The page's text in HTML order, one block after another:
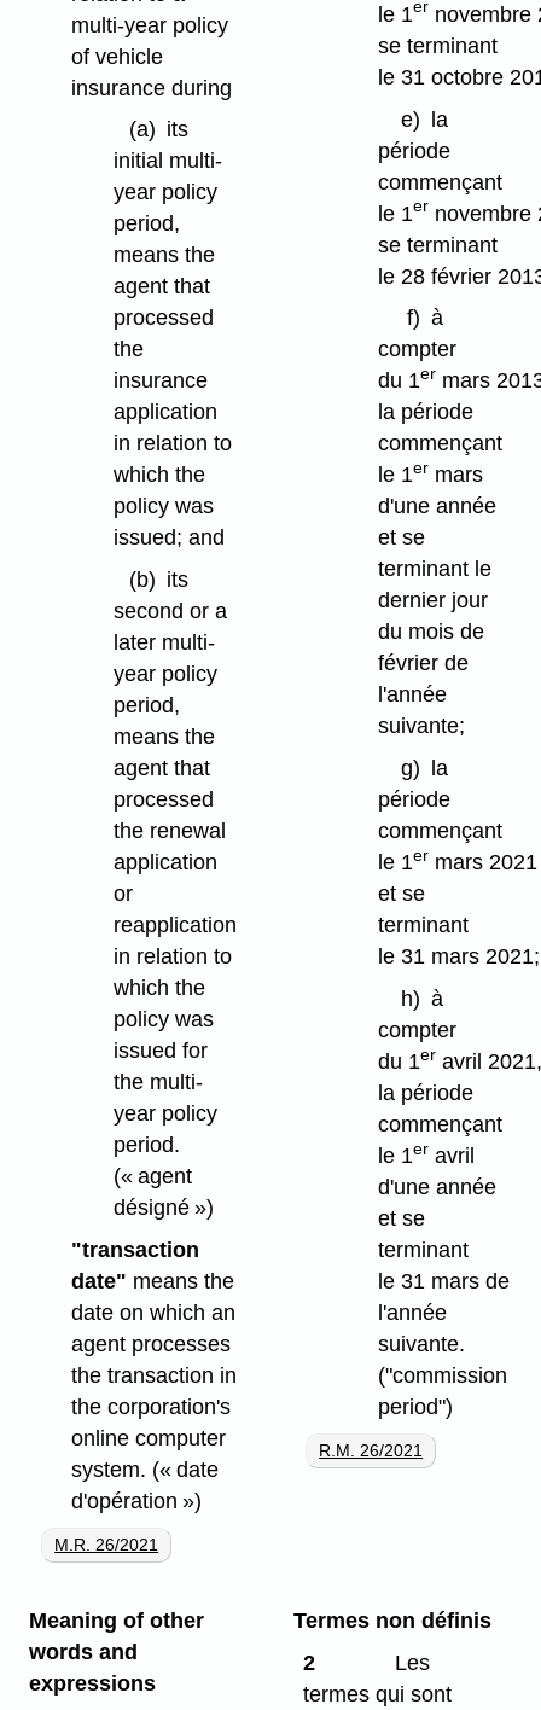
multi-year policy
of vehicle
insurance during
(a) its
initial multi-
year policy
period,
means the
agent that
processed
the
insurance
application
in relation to
which the
policy was
issued; and
(b) its
second or a
later multi-
year policy
period,
means the
agent that
processed
the renewal
application
or
reapplication
in relation to
which the
policy was
issued for
the multi-
year policy
period.
(« agent
désigné »)
"transaction
date" means the
date on which an
agent processes
the transaction in
the corporation's
online computer
system. (« date
d'opération »)
M.R. 26/2021
le 1er novembre
se terminant
le 31 octobre
e) la
période
commençant
le 1er novembre
se terminant
le 28 février
f) à
compter
du 1er mars
la période
commençant
le 1er mars
d'une année
et se
terminant le
dernier jour
du mois de
février de
l'année
suivante;
g)
la
période
commençant
le 1er mars 2021
et se
terminant
le 31 mars 2021;
h) à
compter
du 1eravril 2021,
la période
commençant
le 1eravril
d'une année
et se
terminant
le 31 mars de
l'année
suivante.
("commission
period")
R.M. 26/2021
Meaning of other
words and
expressions
Termes non définis
2
Les
termes qui sont